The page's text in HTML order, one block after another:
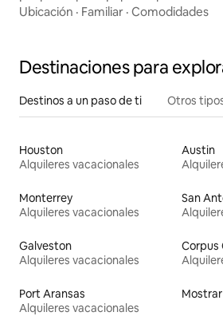
compartida
Ubicación · Familiar · Comodidades
Destinaciones para
Destinos a un paso de ti Otros
Houston
Alquileres vacacionales
Austin
Monterrey
Alquileres vacacionales
San
Galveston
Alquileres vacacionales
Corpus
Port Aransas
Alquileres vacacionales